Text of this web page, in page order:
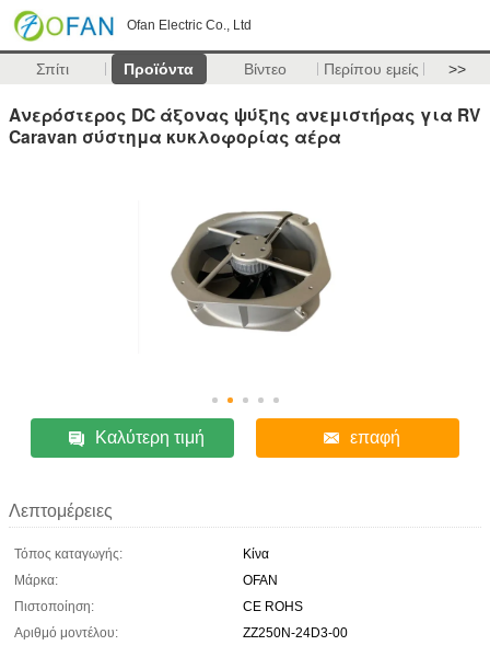
Ofan Electric Co., Ltd
Σπίτι Προϊόντα Βίντεο Περίπου εμείς >>
Ανερόστερος DC άξονας ψύξης ανεμιστήρας για RV
Caravan σύστημα κυκλοφορίας αέρα
Καλύτερη τιμή επαφή
Λεπτομέρειες
Τόπος καταγωγής:
Κίνα
Μάρκα:
OFAN
Πιστοποίηση:
CE ROHS
Αριθμό μοντέλου:
ZZ250N-24D3-00